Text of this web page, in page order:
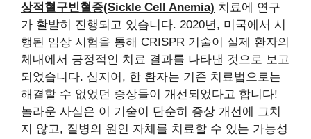
상적혈구빈혈증(Sickle Cell Anemia) 치료에 연구
가 활발히 진행되고 있습니다. 2020년, 미국에서 시
행된 임상 시험을 통해 CRISPR 기술이 실제 환자의
체내에서 긍정적인 치료 결과를 나타낸 것으로 보고
되었습니다. 심지어, 한 환자는 기존 치료법으로는
해결할 수 없었던 증상들이 개선되었다고 합니다!
놀라운 사실은 이 기술이 단순히 증상 개선에 그치
지 않고, 질병의 원인 자체를 치료할 수 있는 가능성